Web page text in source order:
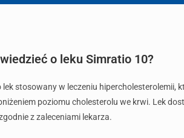
o leku Simratio 10?
stosowany w leczeniu hipercholesterolemii,
poziomu cholesterolu we krwi. Lek
z zaleceniami lekarza.